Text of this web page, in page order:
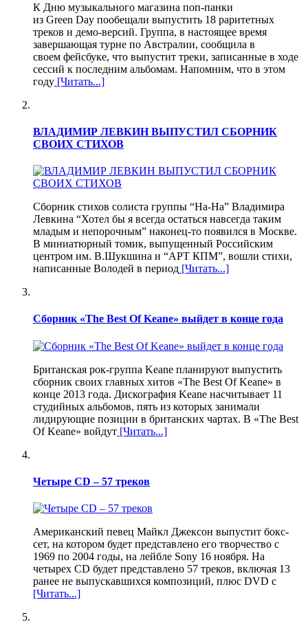
К Дню музыкального магазина поп-панки
из Green Day пообещали выпустить 18 раритетных
треков и демо-версий. Группа, в настоящее время
завершающая турне по Австралии, сообщила в
своем фейсбуке, что выпустит треки, записанные в ходе
сессий к последним альбомам. Напомним, что в этом
году [Читать...]
ВЛАДИМИР ЛЕВКИН ВЫПУСТИЛ СБОРНИК
СВОИХ СТИХОВ
Сборник стихов солиста группы “На-На” Владимира
Левкина “Хотел бы я всегда остаться навсегда таким
младым и непорочным” наконец-то появился в Москве.
В миниатюрный томик, выпущенный Российским
центром им. В.Шукшина и “АРТ КПМ”, вошли стихи,
написанные Володей в период [Читать...]
Сборник «The Best Of Keane» выйдет в конце года
Британская рок-группа Keane планируют выпустить
сборник своих главных хитов «The Best Of Keane» в
конце 2013 года. Дискография Keane насчитывает 11
студийных альбомов, пять из которых занимали
лидирующие позиции в британских чартах. В «The Best
Of Keane» войдут [Читать...]
Четыре CD – 57 треков
Американский певец Майкл Джексон выпустит бокс-
сет, на котором будет представлено его творчество с
1969 по 2004 годы, на лейбле Sony 16 ноября. На
четырех CD будет представлено 57 треков, включая 13
ранее не выпускавшихся композиций, плюс DVD с
[Читать...]